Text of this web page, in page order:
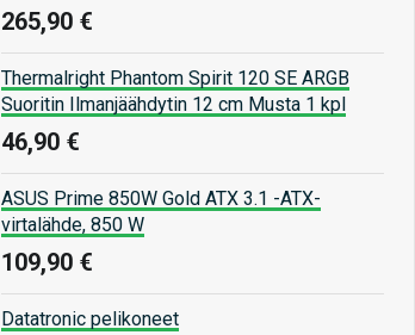
265,90 €
Thermalright Phantom Spirit 120 SE ARGB
Suoritin Ilmanjäähdytin 12 cm Musta 1 kpl
46,90 €
ASUS Prime 850W Gold ATX 3.1 -ATX-
virtalähde, 850 W
109,90 €
Datatronic pelikoneet